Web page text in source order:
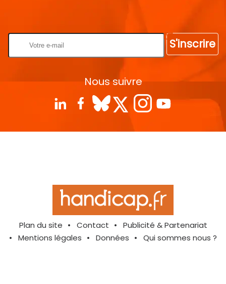
S'inscrire
Nous suivre
Plan du site Contact
Publicité & Partenariat
Mentions légales
Données Qui sommes nous ?